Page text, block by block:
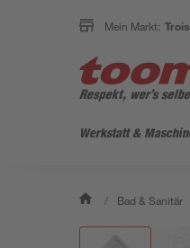
Mein Markt:
Werkstatt &
/ Bad & Sanitär